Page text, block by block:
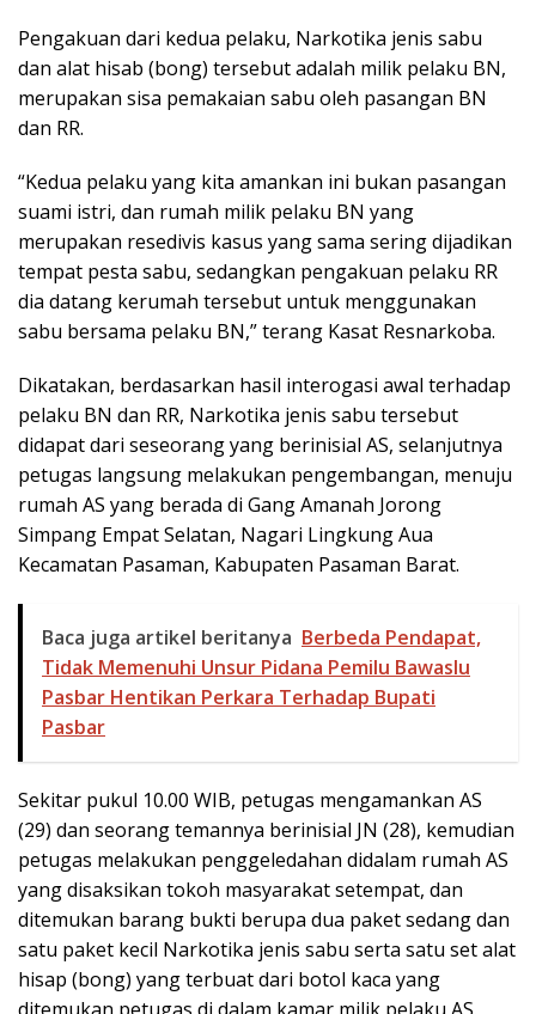
Pengakuan dari kedua pelaku, Narkotika jenis sabu
dan alat hisab (bong) tersebut adalah milik pelaku BN,
merupakan sisa pemakaian sabu oleh pasangan BN
dan RR.
“Kedua pelaku yang kita amankan ini bukan pasangan
suami istri, dan rumah milik pelaku BN yang
merupakan resedivis kasus yang sama sering dijadikan
tempat pesta sabu, sedangkan pengakuan pelaku RR
dia datang kerumah tersebut untuk menggunakan
sabu bersama pelaku BN,” terang Kasat Resnarkoba.
Dikatakan, berdasarkan hasil interogasi awal terhadap
pelaku BN dan RR, Narkotika jenis sabu tersebut
didapat dari seseorang yang berinisial AS, selanjutnya
petugas langsung melakukan pengembangan, menuju
rumah AS yang berada di Gang Amanah Jorong
Simpang Empat Selatan, Nagari Lingkung Aua
Kecamatan Pasaman, Kabupaten Pasaman Barat.
Baca juga artikel beritanya Berbeda Pendapat,
Tidak Memenuhi Unsur Pidana Pemilu Bawaslu
Pasbar Hentikan Perkara Terhadap Bupati
Pasbar
Sekitar pukul 10.00 WIB, petugas mengamankan AS
(29) dan seorang temannya berinisial JN (28), kemudian
petugas melakukan penggeledahan didalam rumah AS
yang disaksikan tokoh masyarakat setempat, dan
ditemukan barang bukti berupa dua paket sedang dan
satu paket kecil Narkotika jenis sabu serta satu set alat
hisap (bong) yang terbuat dari botol kaca yang